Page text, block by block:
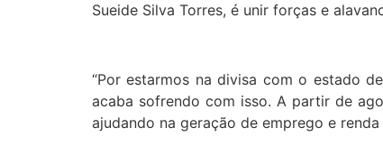
Sueide Silva Torres, é unir forças e
“Por estarmos na divisa com o estado
acaba sofrendo com isso. A partir de
ajudando na geração de emprego e